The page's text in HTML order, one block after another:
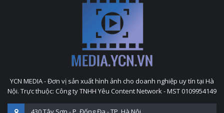
YCN MEDIA - Đơn vị sản xuất hình ảnh cho doanh nghiệp uy tín tại Hà
Nội. Trực thuộc: Công ty TNHH Yêu Content Network - MST 0109954149